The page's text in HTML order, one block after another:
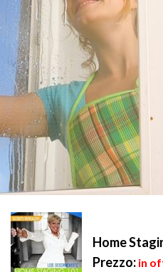
Home
Prezzo: in